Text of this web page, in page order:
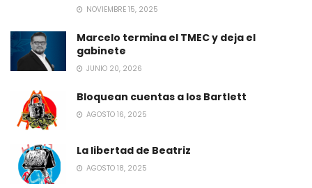
NOVIEMBRE 15, 2025
Marcelo termina el TMEC y deja el
gabinete
JUNIO 20, 2026
Bloquean cuentas a los Bartlett
AGOSTO 16, 2025
La libertad de Beatriz
AGOSTO 18, 2025